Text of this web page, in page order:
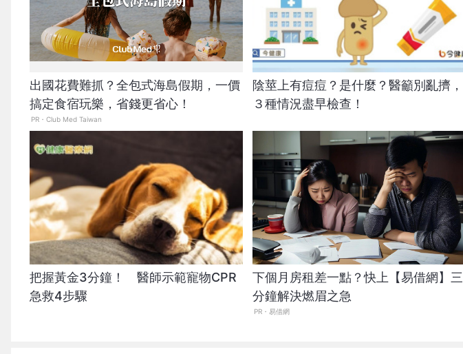
出國花費難抓？全包式海島假期，一價
搞定食宿玩樂，省錢更省心！
PR・Club Med Taiwan
陰莖上有痘痘？是什麼？醫籲別亂擠，
３種情況盡早檢查！
把握黃金3分鐘！ 醫師示範寵物CPR
急救4步驟
下個月房租差一點？快上【易借網】三
分鐘解決燃眉之急
PR・易借網